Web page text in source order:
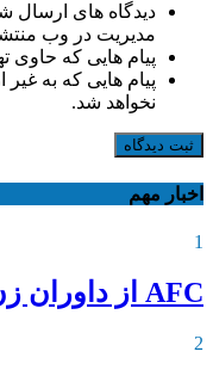
دیدگاه های ارسال
مدیریت در وب
پیام هایی که حاوی
پیام هایی که به
نخواهد شد.
ثبت دیدگاه
اخبار مهم
1
AFC از داوران زن ایران دعوت کرد
2